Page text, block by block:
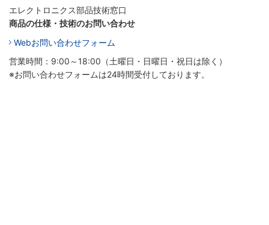
エレクトロニクス部品技術窓口
商品の仕様・技術のお問い合わせ
Webお問い合わせフォーム
営業時間：9:00～18:00（土曜日・日曜日・祝日は除く）
※お問い合わせフォームは24時間受付しております。